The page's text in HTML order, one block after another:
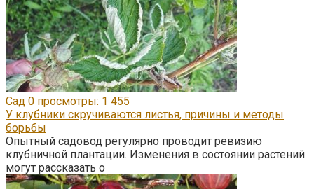
Сад 0 просмотры: 1 455
У клубники скручиваются листья, причины и методы
борьбы
Опытный садовод регулярно проводит ревизию
клубничной плантации. Изменения в состоянии растений
могут рассказать о